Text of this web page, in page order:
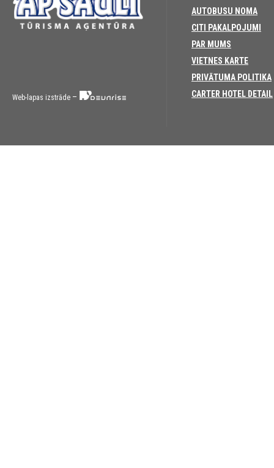
Web-lapas izstrāde –
AUTOBUSU NOMA
CITI PAKALPOJUMI
PAR MUMS
VIETNES KARTE
PRIVĀTUMA POLITIKA
CARTER HOTEL DETAIL